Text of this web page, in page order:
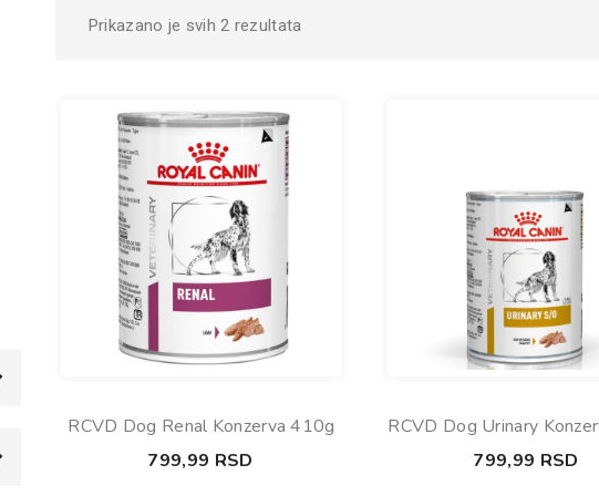
Prikazano je svih 2 rezultata
RCVD Dog Renal Konzerva 410g
799,99 RSD
RCVD Dog Urinary
799,99 RSD